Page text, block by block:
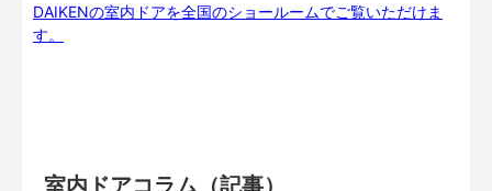
DAIKENの室内ドアを全国のショールームでご覧いただけま
す。
室内ドアコラム（記事）